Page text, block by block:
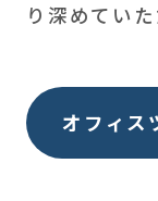
り深めてい
オフィス